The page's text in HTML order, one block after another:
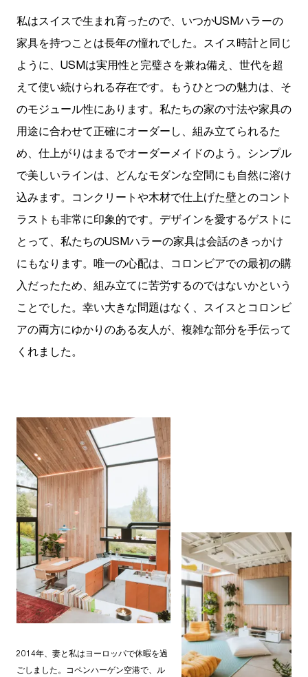
私はスイスで生まれ育ったので、いつかUSMハラーの
家具を持つことは長年の憧れでした。スイス時計と同じ
ように、USMは実用性と完璧さを兼ね備え、世代を超
えて使い続けられる存在です。もうひとつの魅力は、そ
のモジュール性にあります。私たちの家の寸法や家具の
用途に合わせて正確にオーダーし、組み立てられるた
め、仕上がりはまるでオーダーメイドのよう。シンプル
で美しいラインは、どんなモダンな空間にも自然に溶け
込みます。コンクリートや木材で仕上げた壁とのコント
ラストも非常に印象的です。デザインを愛するゲストに
とって、私たちのUSMハラーの家具は会話のきっかけ
にもなります。唯一の心配は、コロンビアでの最初の購
入だったため、組み立てに苦労するのではないかという
ことでした。幸い大きな問題はなく、スイスとコロンビ
アの両方にゆかりのある友人が、複雑な部分を手伝って
くれました。
2014年、妻と私はヨーロッパで休暇を過
ごしました。コペンハーゲン空港で、ル